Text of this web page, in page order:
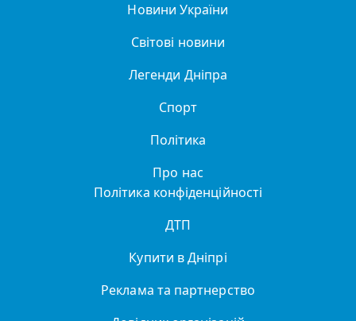
Новини України
Світові новини
Легенди Дніпра
Спорт
Політика
Про нас
Політика конфіденційності
ДТП
Купити в Дніпрі
Реклама та партнерство